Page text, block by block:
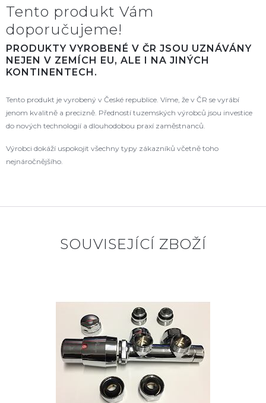
Tento produkt Vám
doporučujeme!
PRODUKTY VYROBENÉ V ČR JSOU UZNÁVÁNY
NEJEN V ZEMÍCH EU, ALE I NA JINÝCH
KONTINENTECH.
Tento produkt je vyrobený v České republice. Víme, že v ČR se vyrábí
jenom kvalitně a precizně. Předností tuzemských výrobců jsou investice
do nových technologií a dlouhodobou praxí zaměstnanců.
Výrobci dokáží uspokojit všechny typy zákazníků včetně toho
nejnáročnějšího.
SOUVISEJÍCÍ ZBOŽÍ